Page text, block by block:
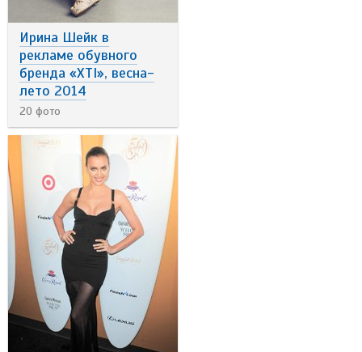
Ирина Шейк в
рекламе обувного
бренда «XTI», весна-
лето 2014
20 фото